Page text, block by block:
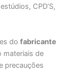
CPD’S,
dofabricante
materiais de
precauções